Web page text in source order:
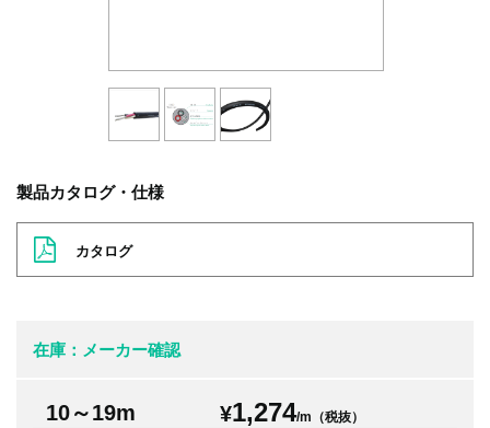
製品カタログ・仕様
カタログ
在庫：メーカー確認
10～19m ¥1,274/m（税抜）